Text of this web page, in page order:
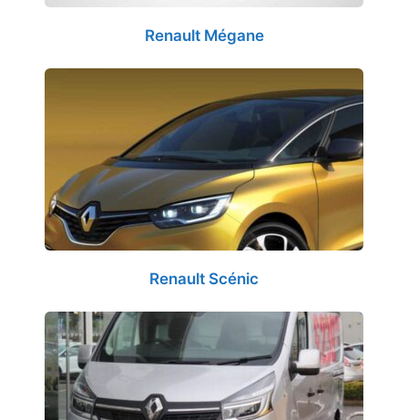
Renault Mégane
Renault Scénic